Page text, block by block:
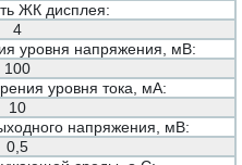
ЖК дисплея:
4
уровня напряжения, мВ:
100
уровня тока, мА:
10
напряжения, мВ:
0,5